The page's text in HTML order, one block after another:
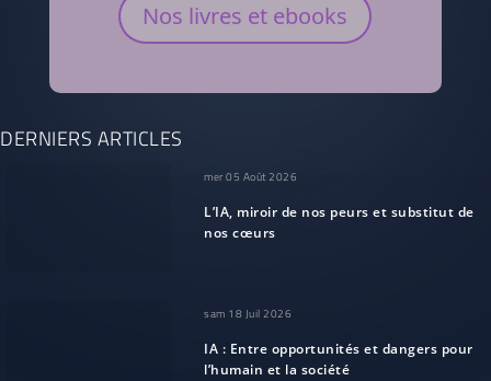
Nos livres et ebooks
DERNIERS ARTICLES
mer 05 Août 2026
L’IA, miroir de nos peurs et substitut de
nos cœurs
sam 18 Juil 2026
IA : Entre opportunités et dangers pour
l’humain et la société